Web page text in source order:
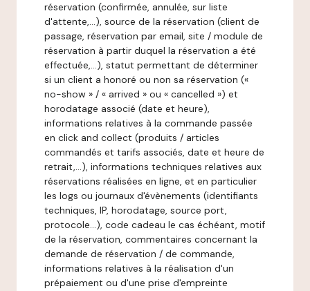
réservation (confirmée, annulée, sur liste
d'attente,…), source de la réservation (client de
passage, réservation par email, site / module de
réservation à partir duquel la réservation a été
effectuée,…), statut permettant de déterminer
si un client a honoré ou non sa réservation («
no-show » / « arrived » ou « cancelled ») et
horodatage associé (date et heure),
informations relatives à la commande passée
en click and collect (produits / articles
commandés et tarifs associés, date et heure de
retrait,…), informations techniques relatives aux
réservations réalisées en ligne, et en particulier
les logs ou journaux d'évènements (identifiants
techniques, IP, horodatage, source port,
protocole…), code cadeau le cas échéant, motif
de la réservation, commentaires concernant la
demande de réservation / de commande,
informations relatives à la réalisation d'un
prépaiement ou d'une prise d'empreinte